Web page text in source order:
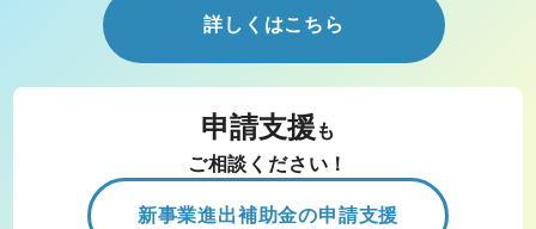
詳しくはこちら
申請支援 も
ご相談ください！
新事業進出補助金の申請支援